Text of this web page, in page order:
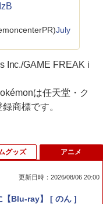
July
Inc./GAME FREAK i
は任天堂・ク
商標です。
ーン レイダース【Swi
クーリングファン LE
グッズ
イッチ2 Nintendo 対
アニメ
更新日時：2026/08/06 20:00
【Blu-ray】 [ のん ]